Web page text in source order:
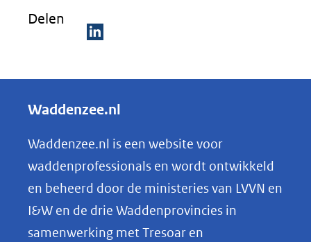
Delen
e
e
n
o
p
Waddenzee.nl
Waddenzee.nl is een website voor
waddenprofessionals en wordt ontwikkeld
en beheerd door de ministeries van LVVN en
I&W en de drie Waddenprovincies in
samenwerking met Tresoar en